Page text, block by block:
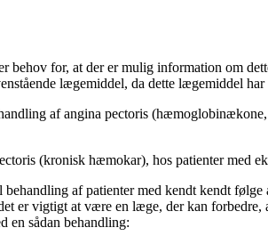
behov for, at der er mulig information om
lægemiddel, da dette lægemiddel
af angina pectoris
(kronisk hæmokar), hos patienter med
af patienter med kendt kendt
er vigtigt at være en læge, der kan
en sådan behandling: